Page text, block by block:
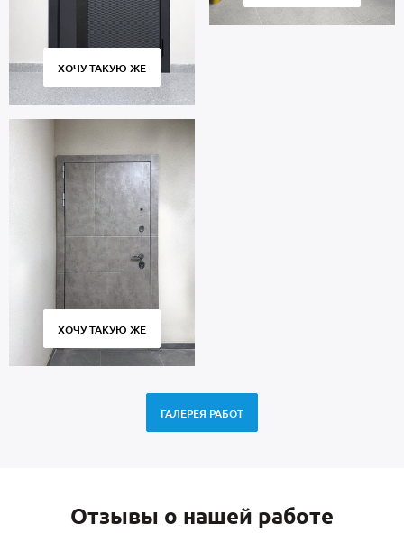
ХОЧУ ТАКУЮ ЖЕ
ХОЧУ ТАКУЮ ЖЕ
ГАЛЕРЕЯ РАБОТ
Отзывы о нашей работе